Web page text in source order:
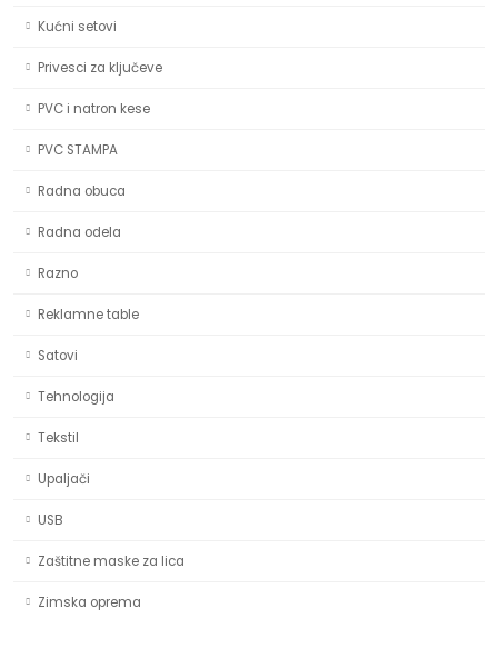
Kućni setovi
Privesci za ključeve
PVC i natron kese
PVC STAMPA
Radna obuca
Radna odela
Razno
Reklamne table
Satovi
Tehnologija
Tekstil
Upaljači
USB
Zaštitne maske za lica
Zimska oprema